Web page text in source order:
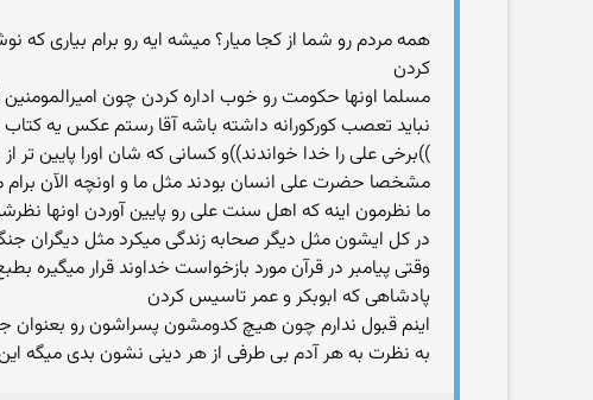
کردن
مسلما اونها حکومت رو خوب اداره کردن چون امیرالمومنین
))برخی علی را خدا خواندند))و کسانی که شان اورا پایین تر
مشخصا حضرت علی انسان بودند مثل ما و اونچه الآن برام
ما نظرمون اینه که اهل سنت علی رو پایین آوردن اونها
در کل ایشون مثل دیگر صحابه زندگی میکرد مثل دیگران
پادشاهی که ابوبکر و عمر تاسیس کردن
اینم قبول ندارم چون هیچ کدومشون پسراشون رو بعنوان
به نظرت به هر آدم بی طرفی از هر دینی نشون بدی میگه